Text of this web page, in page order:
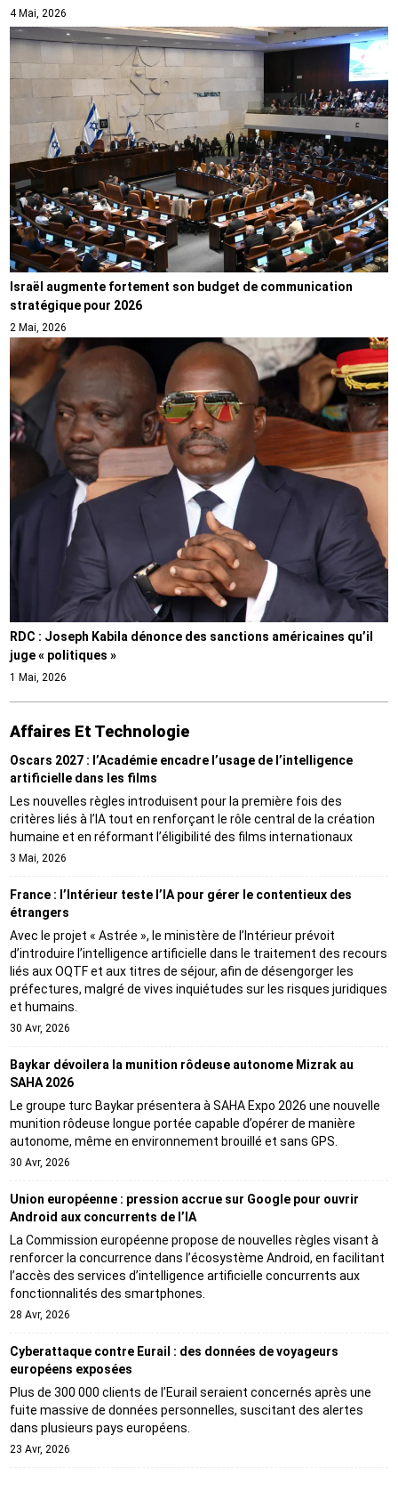
4 Mai, 2026
Israël augmente fortement son budget de communication
stratégique pour 2026
2 Mai, 2026
RDC : Joseph Kabila dénonce des sanctions américaines qu’il
juge « politiques »
1 Mai, 2026
Affaires Et Technologie
Oscars 2027 : l’Académie encadre l’usage de l’intelligence
artificielle dans les films
Les nouvelles règles introduisent pour la première fois des
critères liés à l’IA tout en renforçant le rôle central de la création
humaine et en réformant l’éligibilité des films internationaux
3 Mai, 2026
France : l’Intérieur teste l’IA pour gérer le contentieux des
étrangers
Avec le projet « Astrée », le ministère de l’Intérieur prévoit
d’introduire l’intelligence artificielle dans le traitement des recours
liés aux OQTF et aux titres de séjour, afin de désengorger les
préfectures, malgré de vives inquiétudes sur les risques juridiques
et humains.
30 Avr, 2026
Baykar dévoilera la munition rôdeuse autonome Mizrak au
SAHA 2026
Le groupe turc Baykar présentera à SAHA Expo 2026 une nouvelle
munition rôdeuse longue portée capable d’opérer de manière
autonome, même en environnement brouillé et sans GPS.
30 Avr, 2026
Union européenne : pression accrue sur Google pour ouvrir
Android aux concurrents de l’IA
La Commission européenne propose de nouvelles règles visant à
renforcer la concurrence dans l’écosystème Android, en facilitant
l’accès des services d’intelligence artificielle concurrents aux
fonctionnalités des smartphones.
28 Avr, 2026
Cyberattaque contre Eurail : des données de voyageurs
européens exposées
Plus de 300 000 clients de l’Eurail seraient concernés après une
fuite massive de données personnelles, suscitant des alertes
dans plusieurs pays européens.
23 Avr, 2026